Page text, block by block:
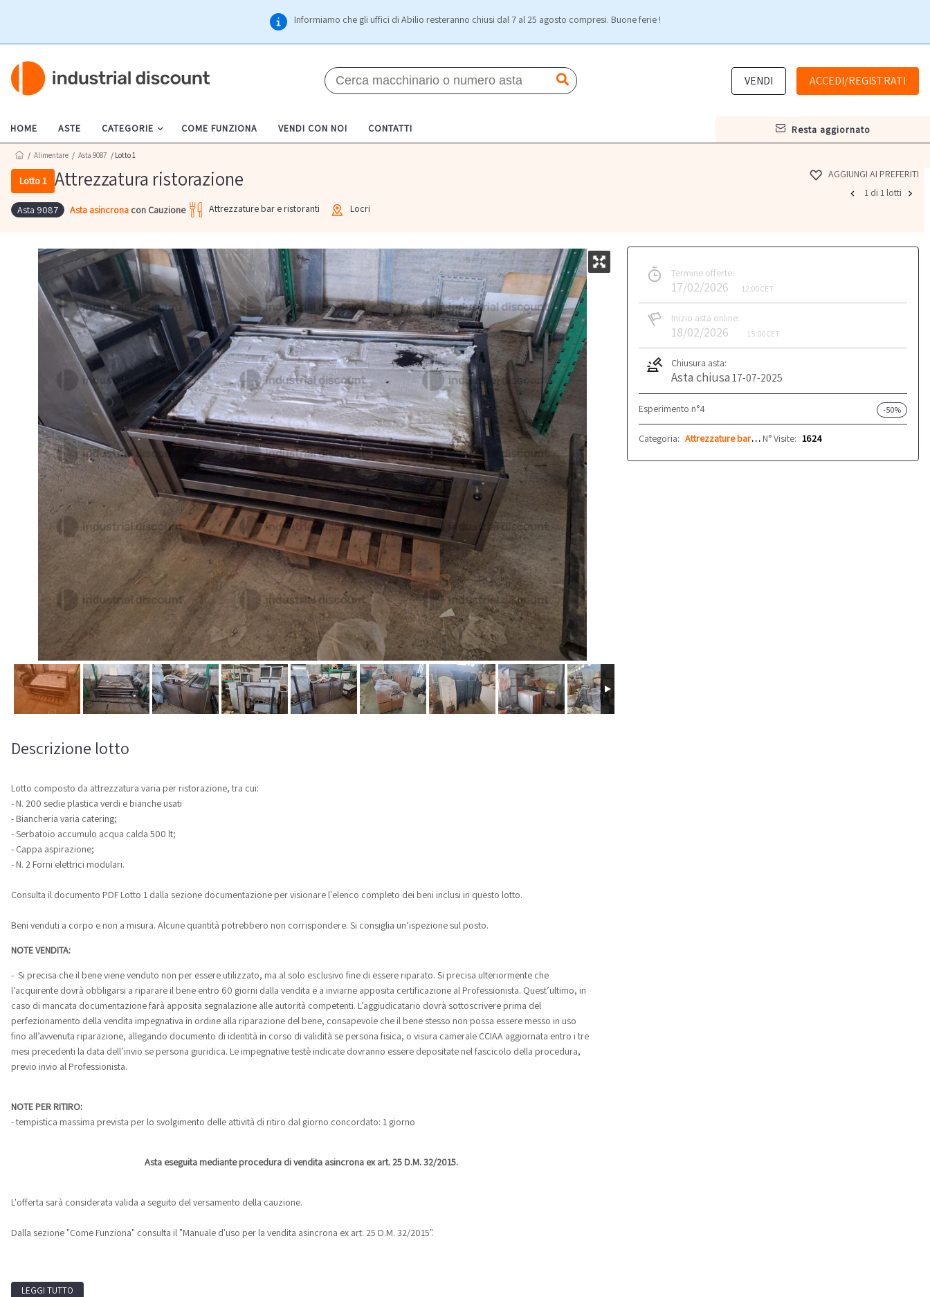
Informiamo che gli uffici di Abilio resteranno chiusi dal 7 al 25 agosto compresi. Buone ferie !
VENDI ACCEDI/REGISTRATI
HOME ASTE CATEGORIE COME FUNZIONA VENDI CON NOI CONTATTI resta aggiornato
/ Alimentare / Asta 9087 / Lotto 1
Lotto 1 Attrezzatura ristorazione
Asta 9087 Asta asincrona con Cauzione Attrezzature bar e ristoranti Locri
AGGIUNGI AI PREFERITI
1 di 1 lotti
Termine offerte:
17/02/2026 12:00CET
Inizio asta online:
18/02/2026 15:00CET
Chiusura asta:
Asta chiusa 17-07-2025
Esperimento n°4 -50%
Categoria: Attrezzature bar e ristoranti N° Visite: 1624
Descrizione lotto
Lotto composto da attrezzatura varia per ristorazione, tra cui:
- N. 200 sedie plastica verdi e bianche usati
- Biancheria varia catering;
- Serbatoio accumulo acqua calda 500 lt;
- Cappa aspirazione;
- N. 2 Forni elettrici modulari.
Consulta il documento PDF Lotto 1 dalla sezione documentazione per visionare l'elenco completo dei beni inclusi in questo lotto.
Beni venduti a corpo e non a misura. Alcune quantità potrebbero non corrispondere. Si consiglia un’ispezione sul posto.
NOTE VENDITA:
- Si precisa che il bene viene venduto non per essere utilizzato, ma al solo esclusivo fine di essere riparato. Si precisa ulteriormente che
l’acquirente dovrà obbligarsi a riparare il bene entro 60 giorni dalla vendita e a inviarne apposita certificazione al Professionista. Quest’ultimo, in
caso di mancata documentazione farà apposita segnalazione alle autorità competenti. L’aggiudicatario dovrà sottoscrivere prima del
perfezionamento della vendita impegnativa in ordine alla riparazione del bene, consapevole che il bene stesso non possa essere messo in uso
fino all’avvenuta riparazione, allegando documento di identità in corso di validità se persona fisica, o visura camerale CCIAA aggiornata entro i tre
mesi precedenti la data dell’invio se persona giuridica. Le impegnative testè indicate dovranno essere depositate nel fascicolo della procedura,
previo invio al Professionista.
NOTE PER RITIRO:
- tempistica massima prevista per lo svolgimento delle attività di ritiro dal giorno concordato: 1 giorno
Asta eseguita mediante procedura di vendita asincrona ex art. 25 D.M. 32/2015.
L'offerta sarà considerata valida a seguito del versamento della cauzione.
Dalla sezione "Come Funziona" consulta il "Manuale d'uso per la vendita asincrona ex art. 25 D.M. 32/2015".
LEGGI TUTTO